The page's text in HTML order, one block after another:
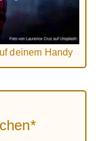
deinem Handy